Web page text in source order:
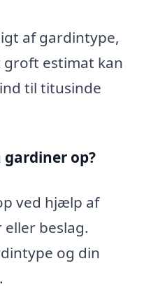
af gardintype,
estimat kan
til titusinde
op?
ved hjælp af
beslag.
og din